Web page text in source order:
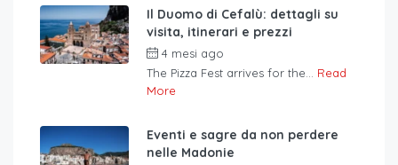
Il Duomo di Cefalù: dettagli su
visita, itinerari e prezzi
4 mesi ago
The Pizza Fest arrives for the... Read
More
Eventi e sagre da non perdere
nelle Madonie